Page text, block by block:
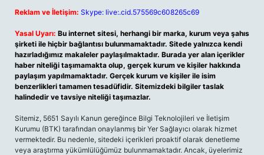
Reklam ve İletişim: Skype: live:.cid.575569c608265c69
Yasal Uyarı: Bu internet sitesi, herhangi bir marka, kurum veya şahıs
şirketi ile hiçbir bağlantısı bulunmamaktadır. Sitede yalnızca kendi
hazırladığımız makaleler paylaşılmaktadır. Burada yer alan içerikler
haber niteliği taşımamakta olup, gerçek kurum ve kişiler hakkında
paylaşım yapılmamaktadır. Gerçek kurum ve kişiler ile isim
benzerlikleri tamamen tesadüfidir. Sitemizdeki bilgiler taslak
halindedir ve tavsiye niteliği taşımazlar.
Sitemiz, 5651 Sayılı Kanun gereğince Bilgi Teknolojileri ve İletişim
Kurumu (BTK) tarafından onaylanmış bir Yer Sağlayıcı olarak hizmet
vermektedir. Bu nedenle, sitedeki içerikleri proaktif olarak denetleme
veya araştırma yükümlülüğümüz bulunmamaktadır. Ancak, üyelerimiz